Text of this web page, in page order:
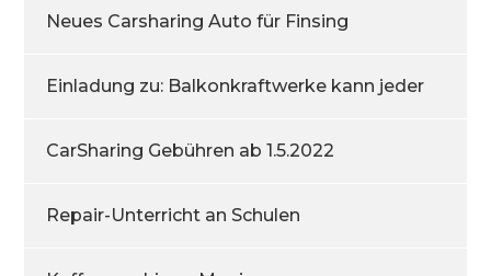
Neues Carsharing Auto für Finsing
Einladung zu: Balkonkraftwerke kann jeder
CarSharing Gebühren ab 1.5.2022
Repair-Unterricht an Schulen